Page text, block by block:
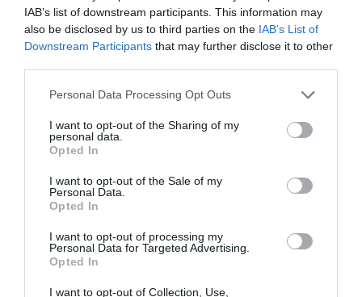
IAB’s list of downstream participants. This information may
also be disclosed by us to third parties on the IAB’s List of
Downstream Participants that may further disclose it to other
Personal Data Processing Opt Outs
I want to opt-out of the Sharing of my
personal data.
Opted In
I want to opt-out of the Sale of my
Personal Data.
Opted In
I want to opt-out of processing my
Personal Data for Targeted Advertising.
Opted In
I want to opt-out of Collection, Use,
Σχετικά Άρθρα
παιχνίδι της χαράς,
της Κάρμεν
Ρουγγέρη στο 55ο
του Ντέιβιντ
Ουάλιαμς σε